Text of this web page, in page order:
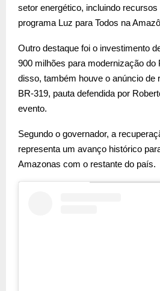
setor energético, incluindo
programa Luz para Todos na
Outro destaque foi o investimento
900 milhões para modernização do
disso, também houve o anúncio de
BR-319, pauta defendida por
evento.
Segundo o governador, a
representa um avanço histórico
Amazonas com o restante do país.